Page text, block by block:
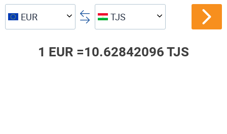
EUR TJS
1 EUR =10.62842096 TJS